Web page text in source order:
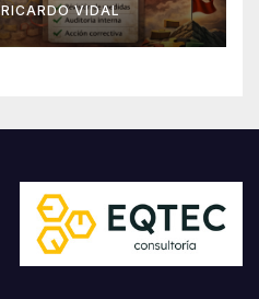
RICARDO VIDAL